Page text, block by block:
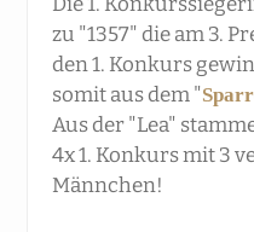
zu "1357" die am 3.
den 1. Konkurs
somit aus dem "
Aus der "Lea"
4x 1. Konkurs mit 3
Männchen!